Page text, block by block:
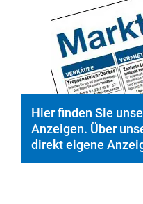
Hier finden Sie
Anzeigen. Über
direkt eigene